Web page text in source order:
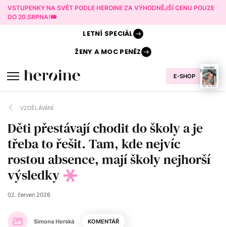
VSTUPENKY NA SVĚT PODLE HEROINE ZA VÝHODNĚJŠÍ CENU POUZE
DO 20.SRPNA!🎟️
E-SHOP
LETNÍ SPECIÁL
ŽENY AMOC PENĚZ
VZDĚLÁVÁNÍ
Děti přestávají chodit do školy a je
třeba to řešit. Tam, kde nejvíc
rostou absence, mají školy nejhorší
výsledky
Simona Horská
02. červen 2026
KOMENTÁŘ